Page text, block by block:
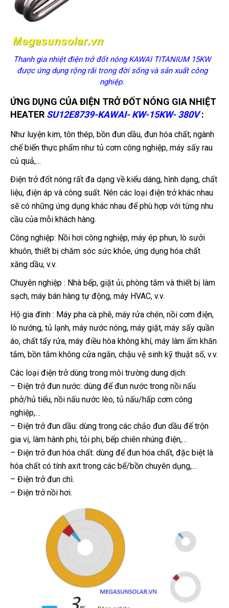
Thanh gia nhiệt điện trở đốt nóng KAWAI TITANIUM 15KW
được ứng dụng rộng rãi trong đời sống và sản xuất công
nghiệp.
ỨNG DỤNG CỦA ĐIỆN TRỞ ĐỐT NÓNG GIA NHIỆT
HEATER SU12E8739-KAWAI- KW-15KW- 380V:
Như luyện kim, tôn thép, bồn đun dầu, đun hóa chất; ngành
chế biến thực phẩm như tủ cơm công nghiệp, máy sấy rau
củ quả,…
Điện trở đốt nóng rất đa dạng về kiểu dáng, hình dạng, chất
liệu, điện áp và công suất. Nên các loại điện trở khác nhau
sẽ có những ứng dụng khác nhau để phù hợp với từng nhu
cầu của mỗi khách hàng.
Công nghiệp: Nồi hơi công nghiệp, máy ép phun, lò sưởi
khuôn, thiết bị chăm sóc sức khỏe, ứng dụng hóa chất
xăng dầu, v.v.
Chuyên nghiệp : Nhà bếp, giặt ủi, phòng tắm và thiết bị làm
sạch, máy bán hàng tự động, máy HVAC, v.v.
Hộ gia đình : Máy pha cà phê, máy rửa chén, nồi cơm điện,
lò nướng, tủ lạnh, máy nước nóng, máy giặt, máy sấy quần
áo, chất tẩy rửa, máy điều hòa không khí, máy làm ấm khăn
tắm, bồn tắm không cửa ngăn, chậu vệ sinh kỹ thuật số, v.v.
Các loại điện trở dùng trong môi trường dung dịch:
– Điện trở đun nước: dùng để đun nước trong nồi nấu
phở/hủ tiếu, nồi nấu nước lèo, tủ nấu/hấp cơm công
nghiệp,…
– Điện trở đun dầu: dùng trong các chảo đun dầu để trộn
gia vị, làm hành phi, tỏi phi, bếp chiên nhúng điện,…
– Điện trở đun hóa chất: dùng để đun hóa chất, đặc biệt là
hóa chất có tính axit trong các bể/bồn chuyên dụng,…
– Điện trở đun chì.
– Điện trở nồi hơi.